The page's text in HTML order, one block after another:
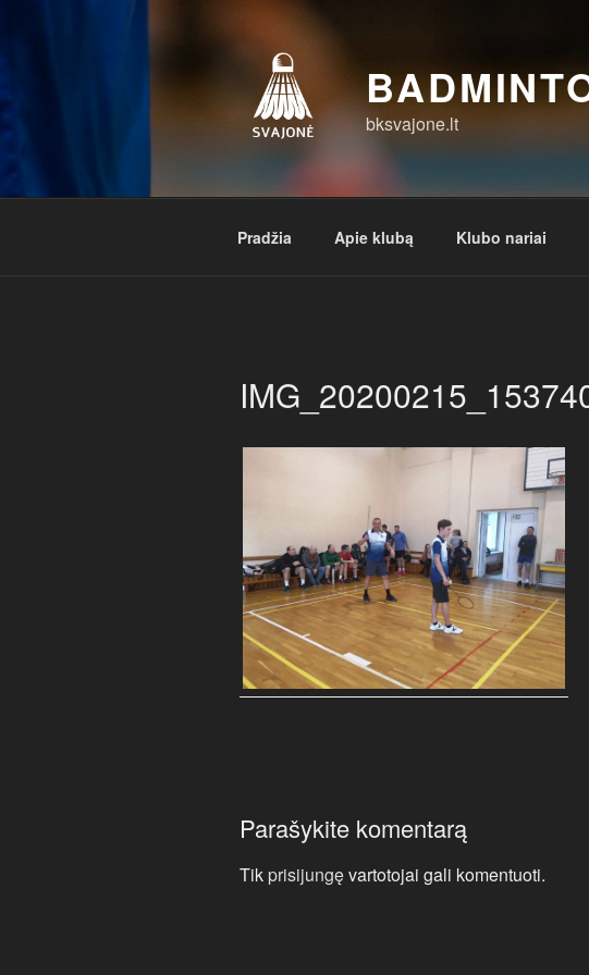
bksvajone.lt
Pradžia Apie klubą Klubo nariai
Parašykite komentarą
Tik prisijungęvartotojai gali komentuoti.